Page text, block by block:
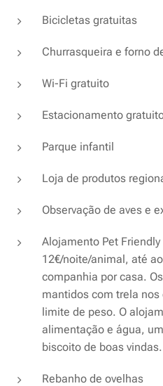
Bicicletas gratuitas
Churrasqueira e forno
Wi-Fi gratuito
Estacionamento
Parque infantil
Loja de produtos
Observação de aves e
Alojamento Pet
12€/noite/animal, até
companhia por casa.
mantidos com trela
limite de peso. O
alimentação e água,
biscoito de boas vindas.
Rebanho de ovelhas